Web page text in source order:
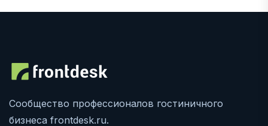
Сообщество профессионалов гостиничного
бизнеса frontdesk.ru.